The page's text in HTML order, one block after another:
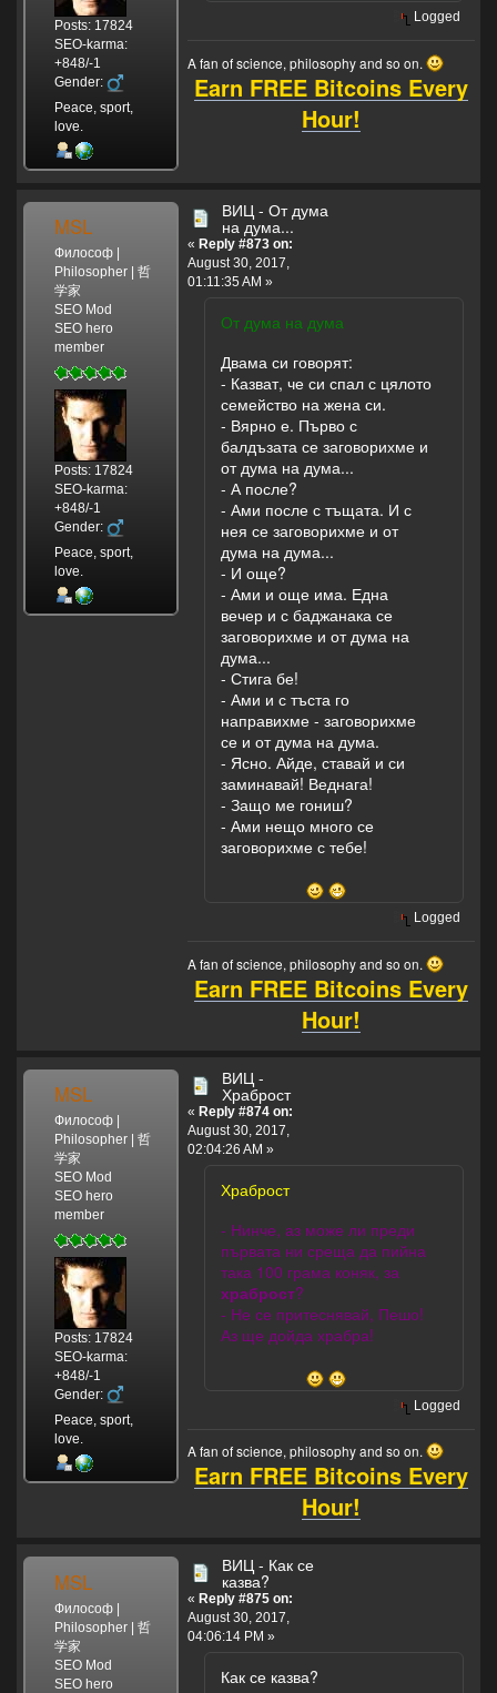
Posts: 17824
SEO-karma:
+848/-1
Gender:
Peace, sport,
love.
Logged
A fan of science, philosophy and so on.
Earn FREE Bitcoins Every
Hour!
MSL
Философ |
Philosopher | 哲
学家
SEO Mod
SEO hero
member
Posts: 17824
SEO-karma:
+848/-1
Gender:
Peace, sport,
love.
ВИЦ - От дума
на дума...
« Reply #873 on:
August 30, 2017,
01:11:35 AM »
От дума на дума
Двама си говорят:
- Казват, че си спал с цялото
семейство на жена си.
- Вярно е. Първо с
балдъзата се заговорихме и
от дума на дума...
- А после?
- Ами после с тъщата. И с
нея се заговорихме и от
дума на дума...
- И още?
- Ами и още има. Една
вечер и с баджанака се
заговорихме и от дума на
дума...
- Стига бе!
- Ами и с тъста го
направихме - заговорихме
се и от дума на дума.
- Ясно. Айде, ставай и си
заминавай! Веднага!
- Защо ме гониш?
- Ами нещо много се
заговорихме с тебе!
Logged
A fan of science, philosophy and so on.
Earn FREE Bitcoins Every
Hour!
MSL
Философ |
Philosopher | 哲
学家
SEO Mod
SEO hero
member
Posts: 17824
SEO-karma:
+848/-1
Gender:
Peace, sport,
love.
ВИЦ -
Храброст
« Reply #874 on:
August 30, 2017,
02:04:26 AM »
Храброст
- Нинче, аз може ли преди
първата ни среща да пийна
така 100 грама коняк, за
храброст?
- Не се притеснявай, Пешо!
Аз ще дойда храбра!
Logged
A fan of science, philosophy and so on.
Earn FREE Bitcoins Every
Hour!
MSL
Философ |
Philosopher | 哲
学家
SEO Mod
SEO hero
ВИЦ - Как се
казва?
« Reply #875 on:
August 30, 2017,
04:06:14 PM »
Как се казва?